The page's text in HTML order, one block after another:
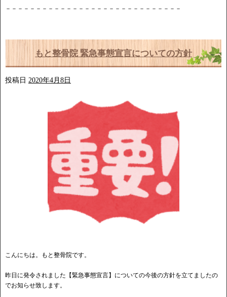
－－－－－－－－－－－－－－－－－－－－－－－－－－－－－
もと整骨院 緊急事態宣言についての方針
投稿日 2020年4月8日
こんにちは。もと整骨院です。
昨日に発令されました【緊急事態宣言】についての今後の方針を立てましたの
でお知らせ致します。